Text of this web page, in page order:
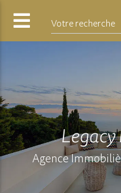
Votre recherche
Legacy
Agence